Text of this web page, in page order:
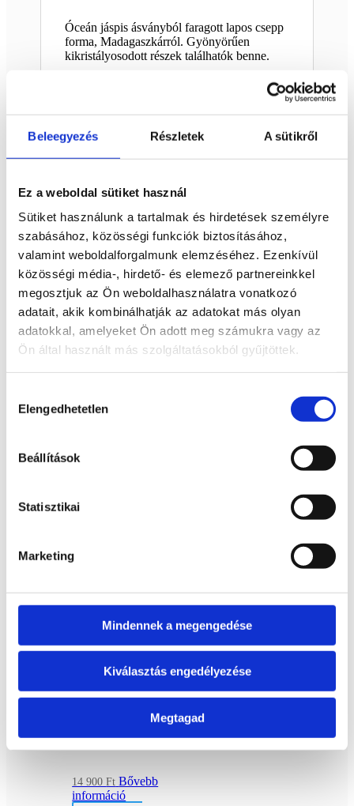
Beleegyezés Részletek A sütikről
Ez a weboldal sütiket használ
Sütiket használunk a tartalmak és hirdetések személyre
szabásához, közösségi funkciók biztosításához,
valamint weboldalforgalmunk elemzéséhez. Ezenkívül
közösségi média-, hirdető- és elemező partnereinkkel
megosztjuk az Ön weboldalhasználatra vonatkozó
adatait, akik kombinálhatják az adatokat más olyan
adatokkal, amelyeket Ön adott meg számukra vagy az
Ön által használt más szolgáltatásokból gyűjtöttek.
kiválasztása
Elengedhetetlen
Beállítások
Statisztikai
Marketing
Mindennek a megengedése
Kiválasztás engedélyezése
Megtagad
Óceán jáspis ásványból faragott lapos csepp
forma, Madagaszkárról. Gyönyörűen
kikristályosodott részek találhatók benne.
Kapcsolódó termékek
Érdekelhetnek még…
Kapcsolódó termékek
Titánium kianit
információ
olvasom
információ
golyó (4,4)
14 900Ft Bővebb
információ